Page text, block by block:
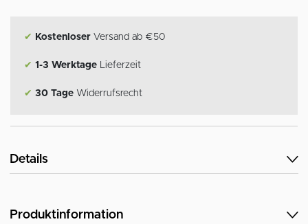
✔ Kostenloser Versand ab €50
✔ 1-3 Werktage Lieferzeit
✔ 30 Tage Widerrufsrecht
Details
Produktinformation